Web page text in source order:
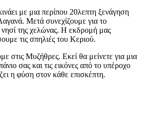
με μια περίπου 20λεπτη ξενάγηση
Μετά συνεχίζουμε για το
της χελώνας. Η εκδρομή μας
τις σπηλιές του Κεριού.
στις Μυζήθρες. Εκεί θα μείνετε για μια
σας και τις εικόνες από το υπέροχο
η φύση στον κάθε επισκέπτη.